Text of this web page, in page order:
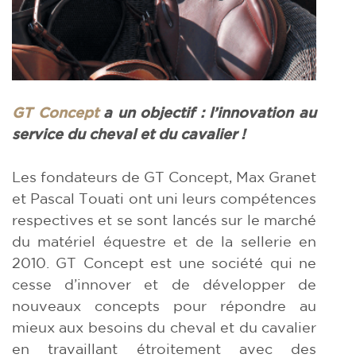
GT Concepta un objectif : l’innovation au
service du cheval et du cavalier !
Les fondateurs de GT Concept, Max Granet
et Pascal Touati ont uni leurs compétences
respectives et se sont lancés sur le marché
du matériel équestre et de la sellerie en
2010. GT Concept est une société qui ne
cesse d’innover et de développer de
nouveaux concepts pour répondre au
mieux aux besoins du cheval et du cavalier
en travaillant étroitement avec des